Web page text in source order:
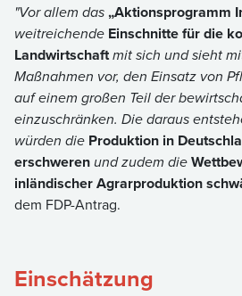
"Vor allem das „Aktionsprogramm
weitreichende Einschnitte für die
Landwirtschaftmit sich und sieht
Maßnahmen vor, den Einsatz von
auf einem großen Teil der
einzuschränken. Die daraus
würden die Produktion in
erschwerenund zudem die
inländischer Agrarproduktion
dem FDP-Antrag.
Einschätzung